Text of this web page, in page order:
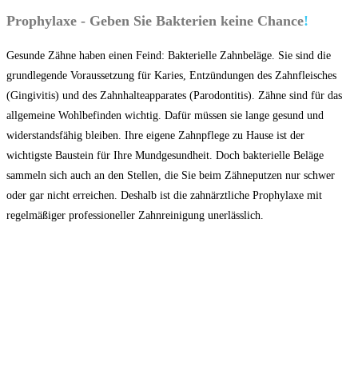
Prophylaxe - Geben Sie Bakterien keine Chance!
Gesunde Zähne haben einen Feind: Bakterielle Zahnbeläge. Sie sind die
grundlegende Voraussetzung für Karies, Entzündungen des Zahnfleisches
(Gingivitis) und des Zahnhalteapparates (Parodontitis). Zähne sind für das
allgemeine Wohlbefinden wichtig. Dafür müssen sie lange gesund und
widerstandsfähig bleiben. Ihre eigene Zahnpflege zu Hause ist der
wichtigste Baustein für Ihre Mundgesundheit. Doch bakterielle Beläge
sammeln sich auch an den Stellen, die Sie beim Zähneputzen nur schwer
oder gar nicht erreichen. Deshalb ist die zahnärztliche Prophylaxe mit
regelmäßiger professioneller Zahnreinigung unerlässlich.